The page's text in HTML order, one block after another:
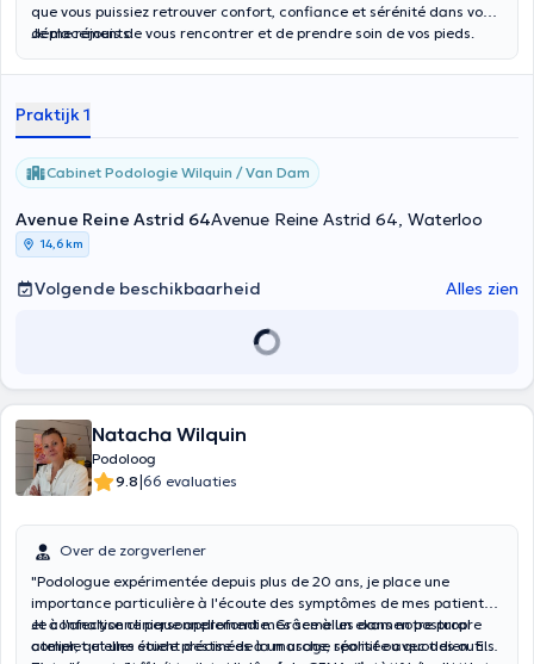
que vous puissiez retrouver confort, confiance et sérénité dans vos
déplacements.
Je me réjouis de vous rencontrer et de prendre soin de vos pieds.
Praktijk 1
Cabinet Podologie Wilquin / Van Dam
Avenue Reine Astrid 64Avenue Reine Astrid 64, Waterloo
14,6 km
Volgende beschikbaarheid Alles zien
Natacha Wilquin
Podoloog
9.8|66 evaluaties
Over de zorgverlener
"Podologue expérimentée depuis plus de 20 ans, je place une
importance particulière à l'écoute des symptômes de mes patients
et à l'analyse clinique approfondie. Grâce à un examen postural
complet et une étude précise de la marche, réalisée avec des outils
Je confectionne personnellement mes semelles dans notre propre
atelier, qu'elles soient destinées à un usage sportif ou quotidien. En